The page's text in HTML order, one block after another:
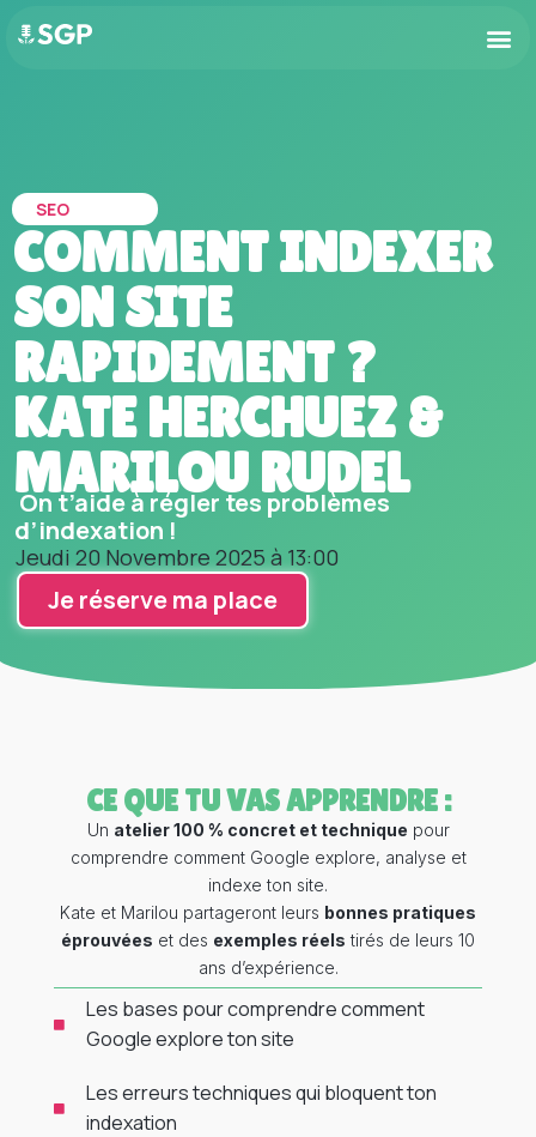
SEO
COMMENT INDEXER
SON SITE
RAPIDEMENT ?
KATE HERCHUEZ &
MARILOU RUDEL
On t’aide à régler tes problèmes
d’indexation !
Jeudi 20 Novembre 2025 à 13:00
Je réserve ma place
CE QUE TU VAS APPRENDRE :
Un atelier 100 % concret et technique pour
comprendre comment Google explore, analyse et
indexe ton site.
Kate et Marilou partageront leurs bonnes pratiques
éprouvées et des exemples réels tirés de leurs 10
ans d’expérience.
Les bases pour comprendre comment
Google explore ton site
Les erreurs techniques qui bloquent ton
indexation